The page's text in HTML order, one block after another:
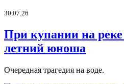
30.07.26
При купании на
летний юноша
Очередная трагедия на воде.